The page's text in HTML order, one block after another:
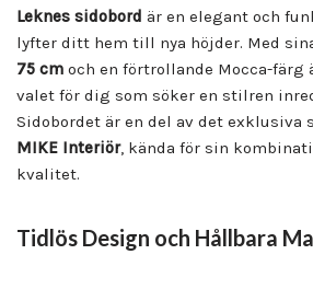
Leknes sidobord är en elegant och
lyfter ditt hem till nya höjder. Med
75 cm och en förtrollande Mocca-färg
valet för dig som söker en stilren
Sidobordet är en del av det exklusiva
MIKE Interiör, kända för sin
kvalitet.
Tidlös Design och Hållbara